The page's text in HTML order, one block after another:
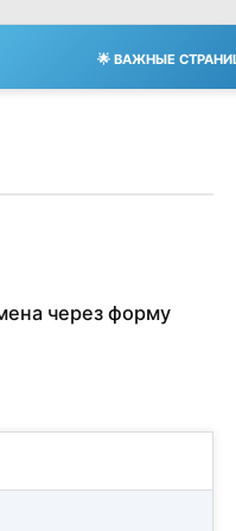
🌟 ВАЖНЫЕ
через форму